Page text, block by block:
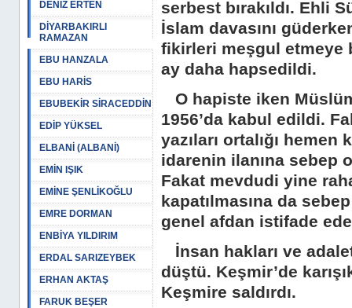
DENİZ ERTEN
DİYARBAKIRLI
RAMAZAN
EBU HANZALA
EBU HARİS
EBUBEKİR SİRACEDDİN
EDİP YÜKSEL
ELBANİ (ALBANİ)
EMİN IŞIK
EMİNE ŞENLİKOĞLU
EMRE DORMAN
ENBİYA YILDIRIM
ERDAL SARIZEYBEK
ERHAN AKTAŞ
FARUK BEŞER
serbest bırakıldı. Ehli
İslam davasını
fikirleri meşgul etmeye
ay daha hapsedildi.
O hapiste iken
1956’da kabul edildi.
yazıları ortalığı
idarenin ilanına sebep
Fakat mevdudi yine
kapatılmasına da
genel afdan istifade
İnsan hakları ve
düştü. Keşmir’de
Keşmire saldırdı.